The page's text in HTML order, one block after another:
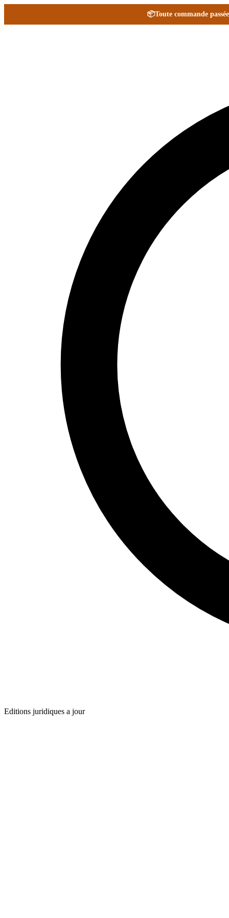
📦Toute commande
Editions juridiques a jour